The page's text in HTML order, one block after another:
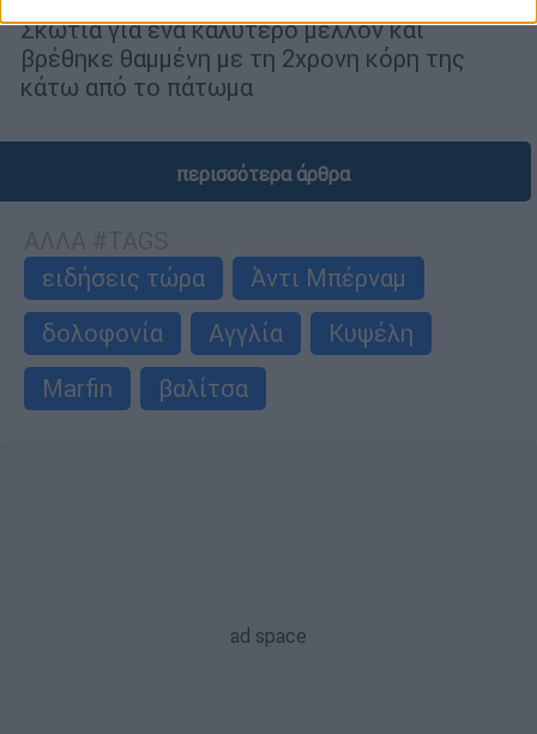
Σκωτία για ένα καλύτερο μέλλον και
βρέθηκε θαμμένη με τη 2χρονη κόρη της
κάτω από το πάτωμα
περισσότερα άρθρα
ειδήσεις τώρα
Άντι Μπέρναμ
δολοφονία
Αγγλία
Κυψέλη
Marfin
βαλίτσα